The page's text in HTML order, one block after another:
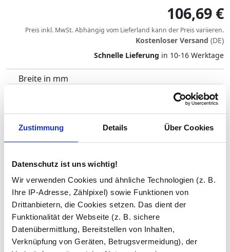
Zustimmung Details Über Cookies
Datenschutz ist uns wichtig!
Wir verwenden Cookies und ähnliche Technologien (z. B.
Ihre IP-Adresse, Zählpixel) sowie Funktionen von
Drittanbietern, die Cookies setzen. Das dient der
Funktionalität der Webseite (z. B. sichere
Datenübermittlung, Bereitstellen von Inhalten,
Verknüpfung von Geräten, Betrugsvermeidung), der
106,69 €
Preis inkl. MwSt. Abhängig vom Lieferland kann der Preis variieren.
Kostenloser Versand (DE)
Schnelle Lieferung in 10-16 Werktage
Breite in mm
Gewicht ca.
Ecken abgerundet (+4 Tage)
Bohrungen (+4 Tage)